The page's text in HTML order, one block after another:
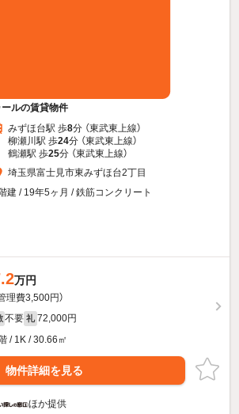
ルの賃貸物件
みずほ台駅 歩8分 （東武東上線）
柳瀬川駅 歩24分 （東武東上線）
鶴瀬駅 歩25分 （東武東上線）
埼玉県富士見市東みずほ台2丁目
建 / 19年5ヶ月 / 鉄筋コンクリート
万円
管理費3,500円）
不要 礼 72,000円
/ 1K / 30.66㎡
物件詳細を見る
ほか提供